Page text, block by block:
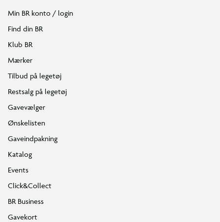
Min BR konto / login
Find din BR
Klub BR
Mærker
Tilbud på legetøj
Restsalg på legetøj
Gavevælger
Ønskelisten
Gaveindpakning
Katalog
Events
Click&Collect
BR Business
Gavekort